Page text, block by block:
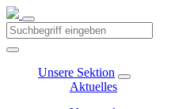
Unsere Sektion
Aktuelles